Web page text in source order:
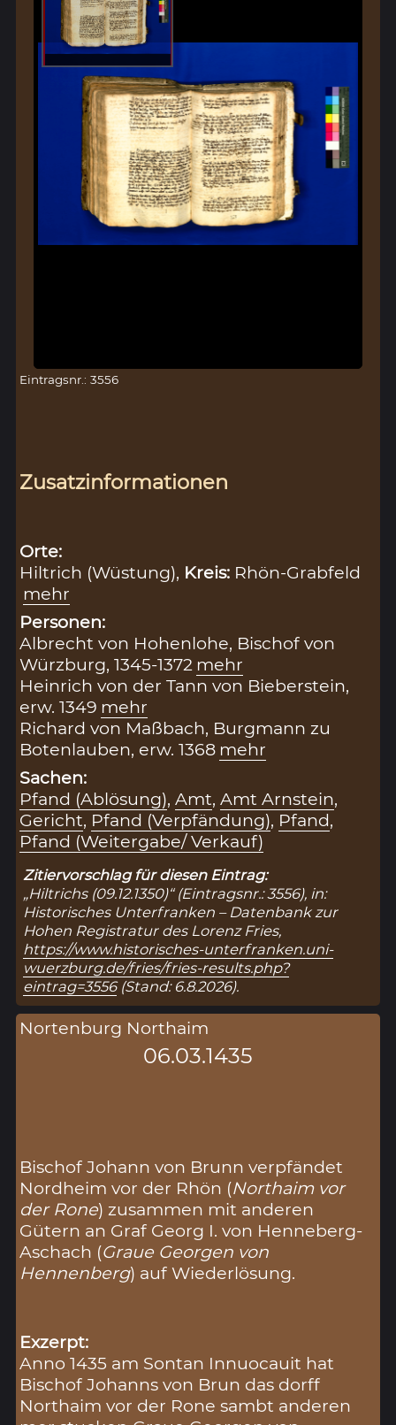
Eintragsnr.: 3556
Zusatzinformationen
Orte:
Hiltrich (Wüstung), Kreis: Rhön-Grabfeld
mehr
Personen:
Albrecht von Hohenlohe, Bischof von
Würzburg, 1345-1372 mehr
Heinrich von der Tann von Bieberstein,
erw. 1349 mehr
Richard von Maßbach, Burgmann zu
Botenlauben, erw. 1368 mehr
Sachen:
Pfand (Ablösung),Amt,Amt Arnstein,
Gericht, Pfand (Verpfändung), Pfand,
Pfand (Weitergabe/ Verkauf)
Zitiervorschlag für diesen Eintrag:
„Hiltrichs (09.12.1350)“ (Eintragsnr.: 3556), in:
Historisches Unterfranken – Datenbank zur
Hohen Registratur des Lorenz Fries,
https://www.historisches-unterfranken.uni-
wuerzburg.de/fries/fries-results.php?
eintrag=3556(Stand: 6.8.2026).
Nortenburg Northaim
06.03.1435
Bischof Johann von Brunn verpfändet
Nordheim vor der Rhön (Northaim vor
der Rone) zusammen mit anderen
Gütern an Graf Georg I. von Henneberg-
Aschach (Graue Georgen von
Hennenberg) auf Wiederlösung.
Exzerpt:
Anno 1435 am Sontan Innuocauit hat
Bischof Johanns von Brun das dorff
Northaim vor der Rone sambt anderen